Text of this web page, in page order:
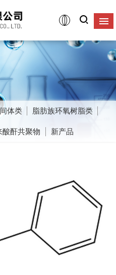
体类 脂肪族环氧树脂类
酸酐共聚物 新产品